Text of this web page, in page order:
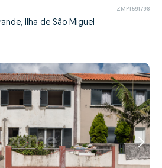
ZMPT591798
Ilha de São Miguel